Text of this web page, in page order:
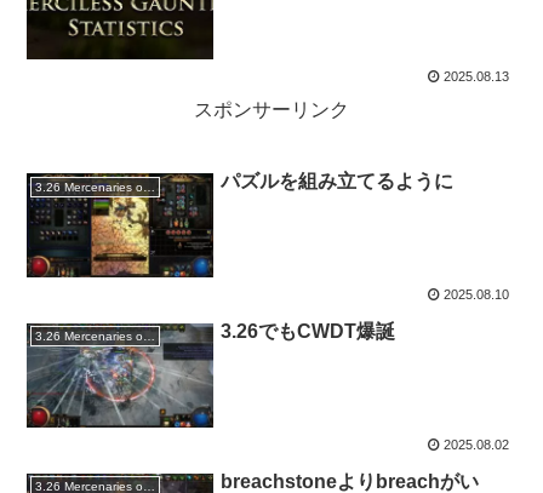
2025.08.13
スポンサーリンク
パズルを組み立てるように
2025.08.10
3.26 Mercenaries of Trarthus 3.26でもCWDT爆誕
2025.08.02
breachstoneよりbreachがい